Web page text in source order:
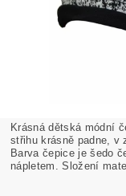
Krásná dětská módní
střihu krásně padne, v
Barva čepice je šedo
nápletem. Složení